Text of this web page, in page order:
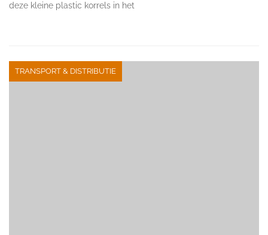
deze kleine plastic korrels in het
TRANSPORT & DISTRIBUTIE